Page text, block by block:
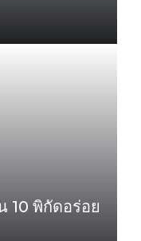
10 พิกัดอร่อย